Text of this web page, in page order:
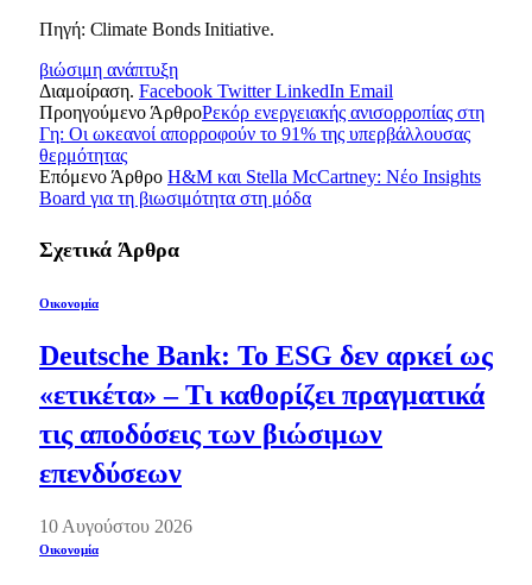
Πηγή: Climate Bonds Initiative.
βιώσιμη ανάπτυξη
Διαμοίραση. Facebook Twitter LinkedIn Email
Προηγούμενο ΆρθροΡεκόρ ενεργειακής ανισορροπίας στη
Γη: Οι ωκεανοί απορροφούν το 91% της υπερβάλλουσας
θερμότητας
Επόμενο Άρθρο H&M και Stella McCartney: Νέο Insights
Board για τη βιωσιμότητα στη μόδα
Σχετικά Άρθρα
Οικονομία
Deutsche Bank: Το ESG δεν αρκεί ως
«ετικέτα» – Τι καθορίζει πραγματικά
τις αποδόσεις των βιώσιμων
επενδύσεων
10 Αυγούστου 2026
Οικονομία